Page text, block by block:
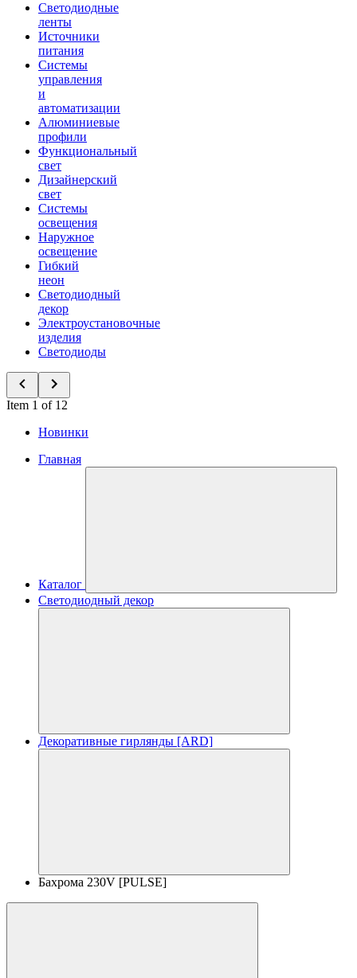
Светодиодные
ленты
Источники
питания
Системы
управления
и
автоматизации
Алюминиевые
профили
Функциональный
свет
Дизайнерский
свет
Системы
освещения
Наружное
освещение
Гибкий
неон
Светодиодный
декор
Электроустановочные
изделия
Светодиоды
Item 1 of 12
Новинки
Главная
Каталог
Светодиодный декор
Декоративные гирлянды [ARD]
Бахрома 230V [PULSE]